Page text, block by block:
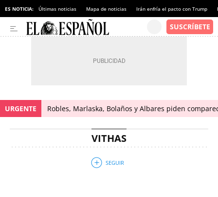
ES NOTICIA: Últimas noticias Mapa de noticias Irán enfría el pacto con Trump
URGENTE Robles, Marlaska, Bolaños y Albares piden
VITHAS